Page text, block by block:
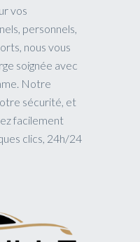
vos
personnels,
nous vous
soignée avec
Notre
sécurité, et
facilement
clics, 24h/24